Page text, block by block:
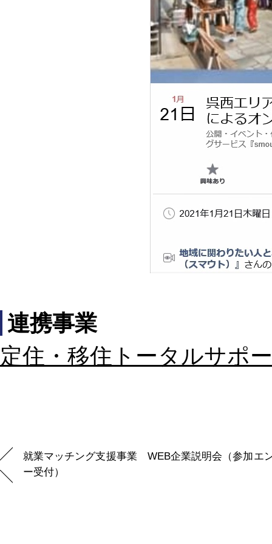
連携事業
定住・移住トータルサポ
就業マッチング支援事業 WEB企業説明会（参加エ
ー受付）